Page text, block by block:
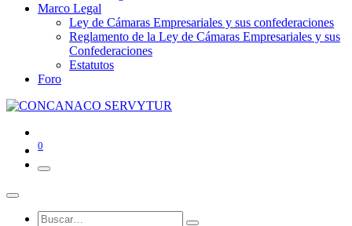
Marco Legal
Ley de Cámaras Empresariales y sus confederaciones
Reglamento de la Ley de Cámaras Empresariales y sus
Confederaciones
Estatutos
Foro
0